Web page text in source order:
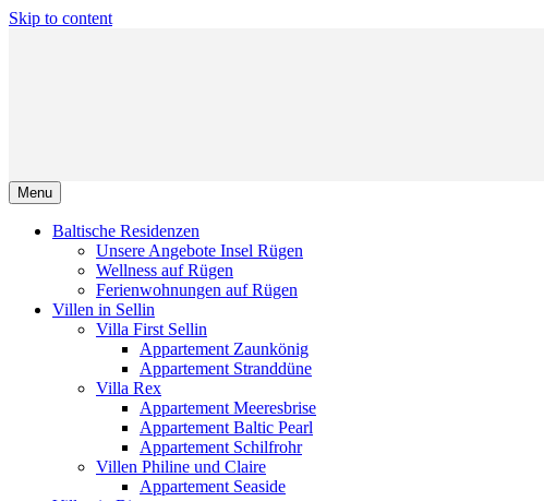
Skip to content
Menu
Baltische Residenzen
Unsere Angebote Insel Rügen
Wellness auf Rügen
Ferienwohnungen auf Rügen
Villen in Sellin
Villa First Sellin
Appartement Zaunkönig
Appartement Stranddüne
Villa Rex
Appartement Meeresbrise
Appartement Baltic Pearl
Appartement Schilfrohr
Villen Philine und Claire
Appartement Seaside